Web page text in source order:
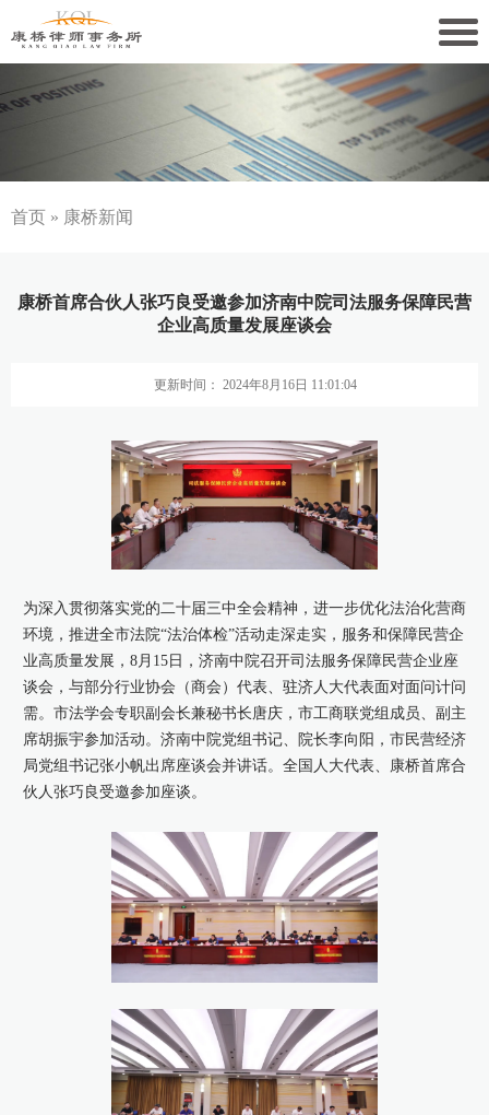
关于康桥
康桥文化
康桥党建
康桥法治研究院
康桥出版
首页 » 康桥新闻
康桥首席合伙人张巧良受邀参加济南中院司法服务保障民营
企业高质量发展座谈会
更新时间： 2024年8月16日 11:01:04
为深入贯彻落实党的二十届三中全会精神，进一步优化法治化营商
环境，推进全市法院“法治体检”活动走深走实，服务和保障民营企
业高质量发展，8月15日，济南中院召开司法服务保障民营企业座
谈会，与部分行业协会（商会）代表、驻济人大代表面对面问计问
需。市法学会专职副会长兼秘书长唐庆，市工商联党组成员、副主
席胡振宇参加活动。济南中院党组书记、院长李向阳，市民营经济
局党组书记张小帆出席座谈会并讲话。全国人大代表、康桥首席合
伙人张巧良受邀参加座谈。